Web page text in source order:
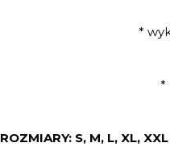
*
*
ROZMIARY: S, M, L, XL, XXL